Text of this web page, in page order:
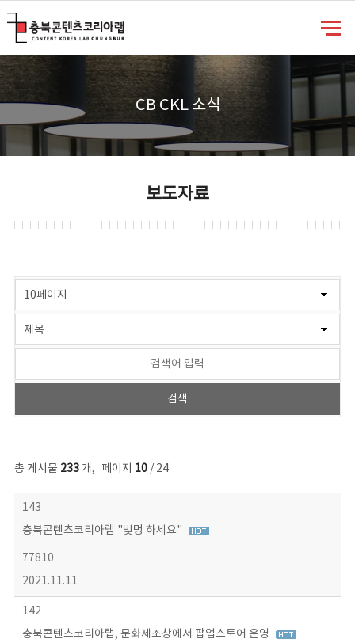
CB CKL 소식
보도자료
총 게시물 233개, 페이지 10/ 24
보도자료 목록 - 번호, 제목, 작성자, 파일, 조회수, 작성일 정보 제공
143
충북콘텐츠코리아랩 "빛멍 하세요"
77810
2021.11.11
142
충북콘텐츠코리아랩, 문화제조창에서 팝업스토어 운영